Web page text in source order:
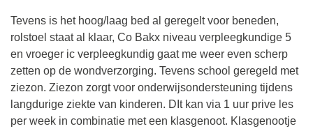
Tevens is het hoog/laag bed al geregelt voor beneden,
rolstoel staat al klaar, Co Bakx niveau verpleegkundige 5
en vroeger ic verpleegkundig gaat me weer even scherp
zetten op de wondverzorging. Tevens school geregeld met
ziezon. Ziezon zorgt voor onderwijsondersteuning tijdens
langdurige ziekte van kinderen. DIt kan via 1 uur prive les
per week in combinatie met een klasgenoot. Klasgenootje